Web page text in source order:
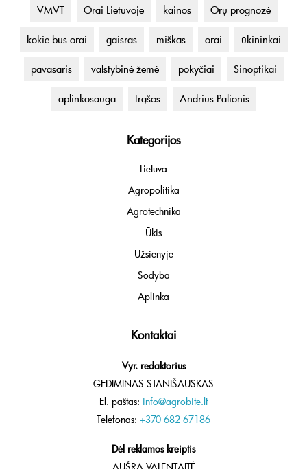
VMVT Orai Lietuvoje kainos Orų prognozė
kokie bus orai gaisras miškas orai ūkininkai
pavasaris valstybinė žemė pokyčiai Sinoptikai
aplinkosauga trąšos Andrius Palionis
Kategorijos
Lietuva
Agropolitika
Agrotechnika
Ūkis
Užsienyje
Sodyba
Aplinka
Kontaktai
Vyr. redaktorius
GEDIMINAS STANIŠAUSKAS
El. paštas: info@agrobite.lt
Telefonas: +370 682 67186
Dėl reklamos kreiptis